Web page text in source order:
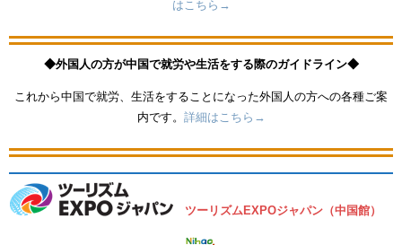
はこちら→
◆外国人の方が中国で就労や生活をする際のガイドライン◆
これから中国で就労、生活をすることになった外国人の方への各種ご案
内です。 詳細はこちら→
ツーリズムEXPOジャパン（中国館）